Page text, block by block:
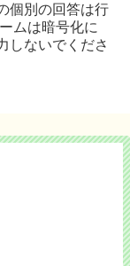
個別の回答は行
ムは暗号化に
しないでくださ